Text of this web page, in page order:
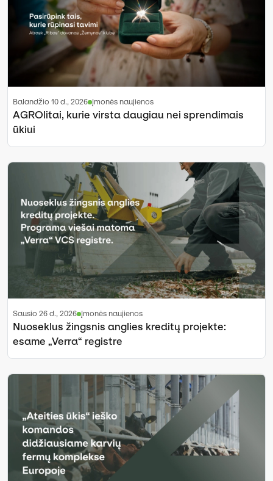
balandžio 10 d., 2026 Įmonės naujienos
AGROlitai, kurie virsta daugiau nei sprendimais
ūkiui
sausio 26 d., 2026 Įmonės naujienos
Nuoseklus žingsnis anglies kreditų projekte:
esame „Verra“ registre